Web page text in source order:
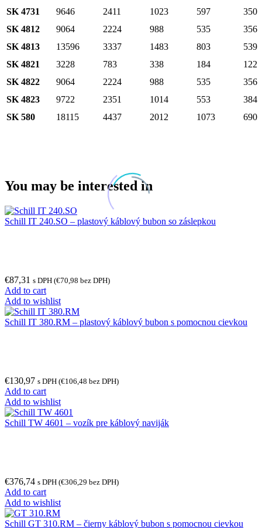
SK 4731
9646 2411 1023 597
350
SK 4812
9064 2224 988 535
356
SK 4813
13596 3337 1483 803
539
SK 4821
3228 783 338 184
122
SK 4822
9064 2224 988 535
356
SK 4823
9722 2351 1014 553
384
SK 580
18115 4437 2012 1073 690
You may be interested in
Schill IT 240.SO – plastový káblový bubon so záslepkou
€87,31 s DPH (€70,98 bez DPH)
Add to cart
Add to wishlist
Schill IT 380.RM – plastový káblový bubon s pomocnou cievkou
€130,97 s DPH (€106,48 bez DPH)
Add to cart
Add to wishlist
Schill TW 4601 – vozík pre káblový naviják
€376,74 s DPH (€306,29 bez DPH)
Add to cart
Add to wishlist
Schill GT 310.RM – čierny káblový bubon s pomocnou cievkou